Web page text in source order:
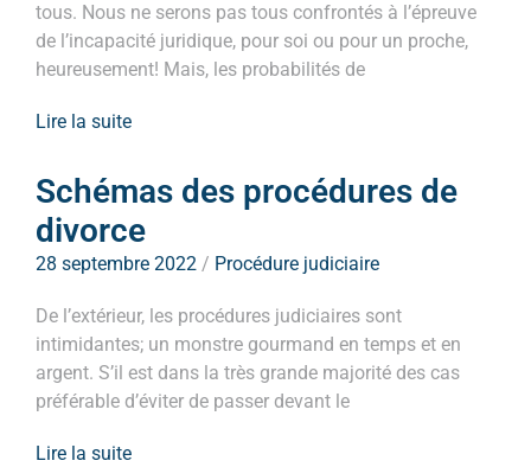
tous. Nous ne serons pas tous confrontés à l’épreuve
de l’incapacité juridique, pour soi ou pour un proche,
heureusement! Mais, les probabilités de
Lire la suite
Schémas des procédures de
divorce
28 septembre 2022 / Procédure judiciaire
De l’extérieur, les procédures judiciaires sont
intimidantes; un monstre gourmand en temps et en
argent. S’il est dans la très grande majorité des cas
préférable d’éviter de passer devant le
Lire la suite